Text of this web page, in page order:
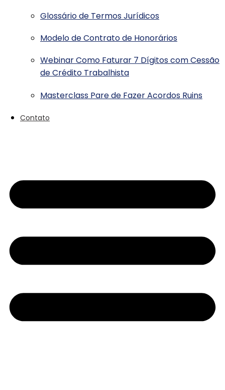
Glossário de Termos Jurídicos
Modelo de Contrato de Honorários
Webinar Como Faturar 7 Dígitos com Cessão
de Crédito Trabalhista
Masterclass Pare de Fazer Acordos Ruins
Contato